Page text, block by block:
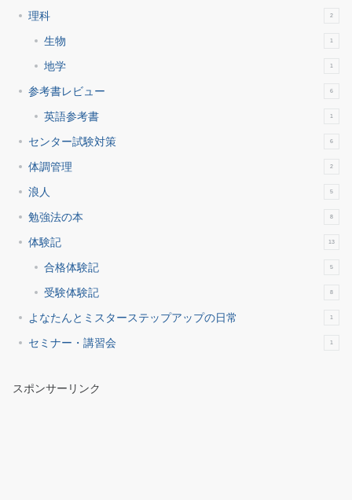
理科 2
生物 1
地学 1
参考書レビュー 6
英語参考書 1
センター試験対策 6
体調管理 2
浪人 5
勉強法の本 8
体験記 13
合格体験記 5
受験体験記 8
よなたんとミスターステップアップの日常 1
セミナー・講習会 1
スポンサーリンク